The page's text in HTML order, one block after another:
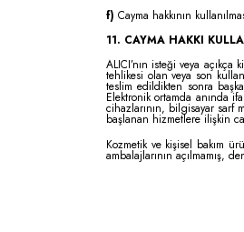
f) Cayma hakkının
11. CAYMA HAKKI
ALICI’nın isteği veya
tehlikesi olan veya son
teslim edildikten sonra
Elektronik ortamda anında
cihazlarının, bilgisayar sarf
başlanan hizmetlere ilişkin
Kozmetik ve kişisel bakım
ambalajlarının açılmamış,